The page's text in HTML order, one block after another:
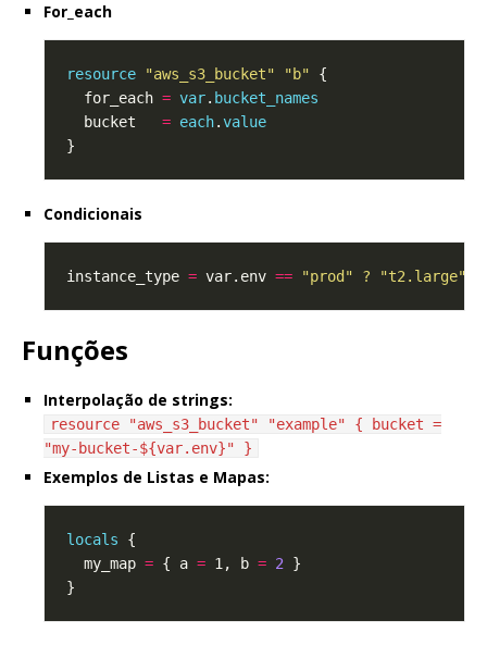
For_each
resource "aws_s3_bucket" "b"
  for_each
= var. bucket_names
  bucket
= each.value
Condicionais
instance_type = var.env == "prod" ? "t2.large"
Funções
Interpolação de strings:
resource "aws_s3_bucket" "example" { bucket =
"my-bucket-${var.env}" }
Exemplos de Listas e Mapas:
locals
  my_map
= { a = 1, b = 2